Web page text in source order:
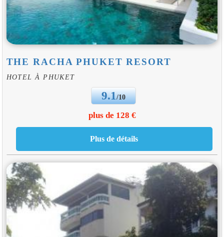
THE RACHA PHUKET RESORT
HOTEL À PHUKET
9.1/10
plus de 128 €